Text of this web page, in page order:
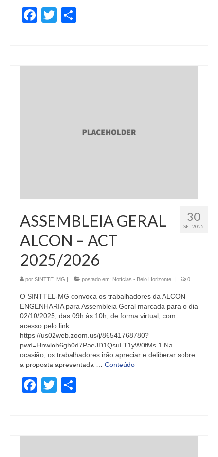
Facebook
Twitter
30
SET 2025
ASSEMBLEIA GERAL
ALCON – ACT
2025/2026
por SINTTELMG | postado em: Notícias - Belo Horizonte | 0
O SINTTEL-MG convoca os trabalhadores da ALCON
ENGENHARIA para Assembleia Geral marcada para o dia
02/10/2025, das 09h às 10h, de forma virtual, com
acesso pelo link
https://us02web.zoom.us/j/86541768780?
pwd=Hnwloh6gh0d7PaeJD1QsuLT1yW0fMs.1 Na
ocasião, os trabalhadores irão apreciar e deliberar sobre
a proposta apresentada … Conteúdo
Facebook
Twitter